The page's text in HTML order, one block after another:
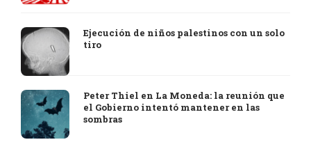
Ejecución de niños palestinos con un solo
tiro
Peter Thiel en La Moneda: la reunión que
el Gobierno intentó mantener en las
sombras